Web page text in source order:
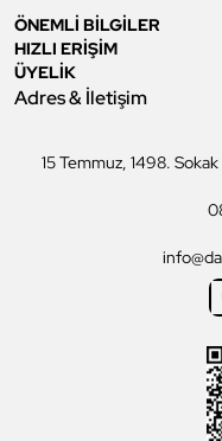
ÖNEMLİ BİLGİLER
HIZLI ERİŞİM
ÜYELİK
Adres & İletişim
15 Temmuz, 1498.